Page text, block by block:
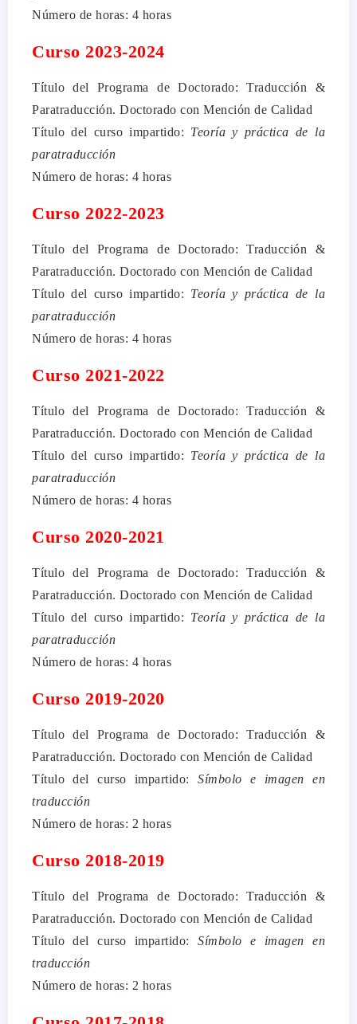
Número de horas: 4 horas
Curso 2023-2024
Título del Programa de Doctorado: Traducción &
Paratraducción. Doctorado con Mención de Calidad
Título del curso impartido: Teoría y práctica de la
paratraducción
Número de horas: 4 horas
Curso 2022-2023
Título del Programa de Doctorado: Traducción &
Paratraducción. Doctorado con Mención de Calidad
Título del curso impartido: Teoría y práctica de la
paratraducción
Número de horas: 4 horas
Curso 2021-2022
Título del Programa de Doctorado: Traducción &
Paratraducción. Doctorado con Mención de Calidad
Título del curso impartido: Teoría y práctica de la
paratraducción
Número de horas: 4 horas
Curso 2020-2021
Título del Programa de Doctorado: Traducción &
Paratraducción. Doctorado con Mención de Calidad
Título del curso impartido: Teoría y práctica de la
paratraducción
Número de horas: 4 horas
Curso 2019-2020
Título del Programa de Doctorado: Traducción &
Paratraducción. Doctorado con Mención de Calidad
Título del curso impartido:Símbolo e imagen en
traducción
Número de horas: 2 horas
Curso 2018-2019
Título del Programa de Doctorado: Traducción &
Paratraducción. Doctorado con Mención de Calidad
Título del curso impartido:Símbolo e imagen en
traducción
Número de horas: 2 horas